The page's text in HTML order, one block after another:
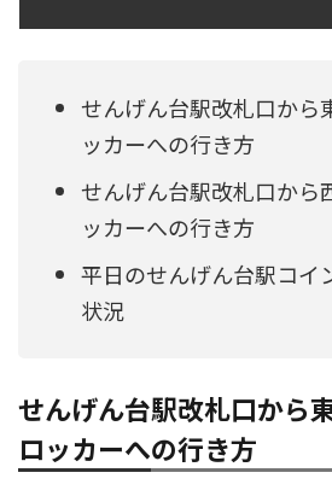
せんげん台駅改札口から
ッカーへの行き方
せんげん台駅改札口から
ッカーへの行き方
平日のせんげん台駅コイ
状況
せんげん台駅改札口から
ロッカーへの行き方